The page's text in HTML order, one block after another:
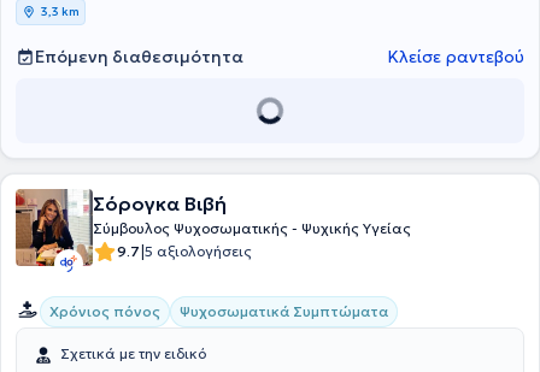
γυναικών στην εμμηνόπαυση και οι ομάδες συνάντησης και
προσωπικής ανάπτυξης.
3,3 km
Επόμενη διαθεσιμότητα Κλείσε ραντεβού
Σόρογκα Βιβή
Σύμβουλος Ψυχοσωματικής - Ψυχικής Υγείας
9.7|5 αξιολογήσεις
Χρόνιος πόνος Ψυχοσωματικά Συμπτώματα
Σχετικά με την ειδικό